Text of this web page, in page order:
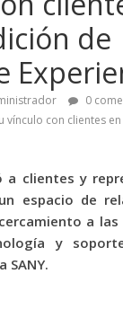
de
0
vínculo con clientes
a clientes y
espacio de
a
y
SANY.